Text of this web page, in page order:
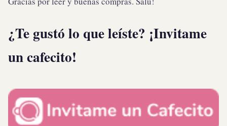
¿Te gustó lo que leíste? ¡Invitame
un cafecito!